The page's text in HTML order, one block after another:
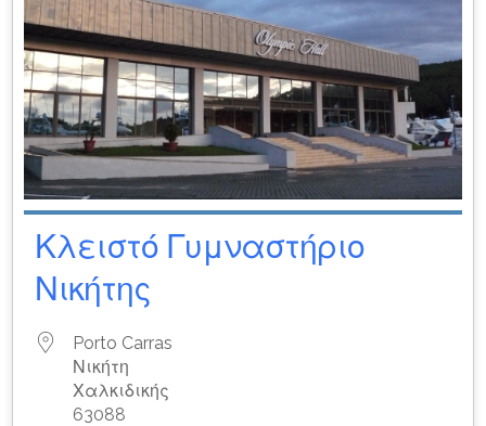
Κλειστό Γυμναστήριο
Νικήτης
Porto Carras
Νικήτη
Χαλκιδικής
63088